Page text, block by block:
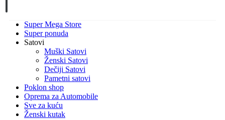
Super Mega Store
Super ponuda
Satovi
Muški Satovi
Ženski Satovi
Dečiji Satovi
Pametni satovi
Poklon shop
Oprema za Automobile
Sve za kuću
Ženski kutak